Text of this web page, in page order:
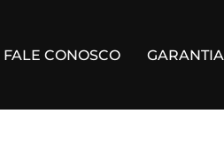
FALE CONOSCO GARANTIA